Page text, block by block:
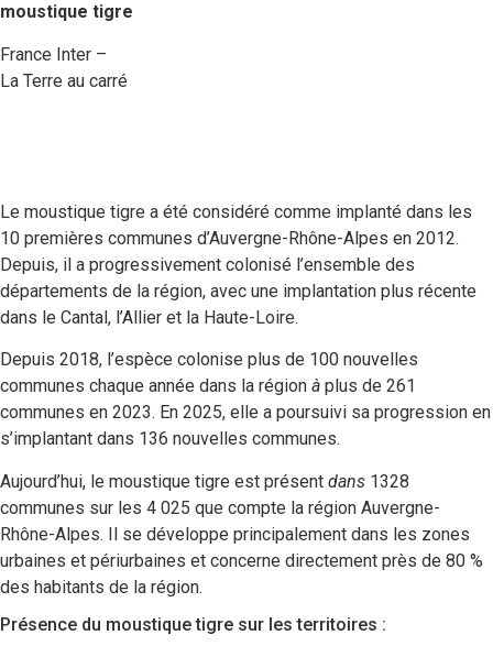
moustique tigre
France Inter –
La Terre au carré
Le moustique tigre a été considéré comme implanté dans les
10 premières communes d’Auvergne-Rhône-Alpes en 2012.
Depuis, il a progressivement colonisé l’ensemble des
départements de la région, avec une implantation plus récente
dans le Cantal, l’Allier et la Haute-Loire.
Depuis 2018, l’espèce colonise plus de 100 nouvelles
communes chaque année dans la région à plus de 261
communes en 2023. En 2025, elle a poursuivi sa progression en
s’implantant dans 136 nouvelles communes.
Aujourd’hui, le moustique tigre est présent dans 1328
communes sur les 4 025 que compte la région Auvergne-
Rhône-Alpes. Il se développe principalement dans les zones
urbaines et périurbaines et concerne directement près de 80 %
des habitants de la région.
Présence du moustique tigre sur les territoires :